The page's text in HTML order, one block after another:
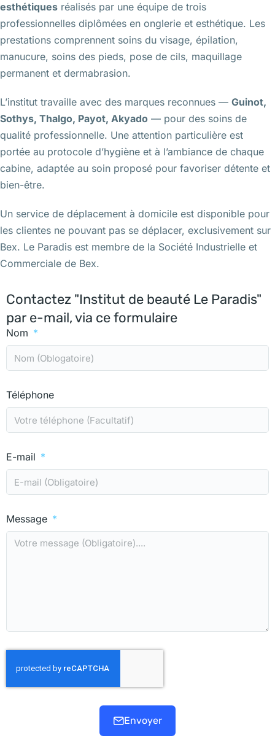
esthétiques réalisés par une équipe de trois
professionnelles diplômées en onglerie et esthétique. Les
prestations comprennent soins du visage, épilation,
manucure, soins des pieds, pose de cils, maquillage
permanent et dermabrasion.
L’institut travaille avec des marques reconnues — Guinot,
Sothys, Thalgo, Payot, Akyado — pour des soins de
qualité professionnelle. Une attention particulière est
portée au protocole d’hygiène et à l’ambiance de chaque
cabine, adaptée au soin proposé pour favoriser détente et
bien-être.
Un service de déplacement à domicile est disponible pour
les clientes ne pouvant pas se déplacer, exclusivement sur
Bex. Le Paradis est membre de la Société Industrielle et
Commerciale de Bex.
Contactez "Institut de beauté Le Paradis"
par e-mail, via ce formulaire
Nom
Téléphone
E-mail
Message
Envoyer